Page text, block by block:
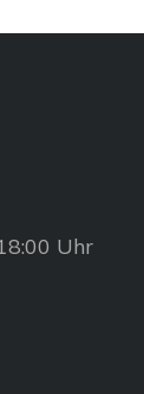
Uhr